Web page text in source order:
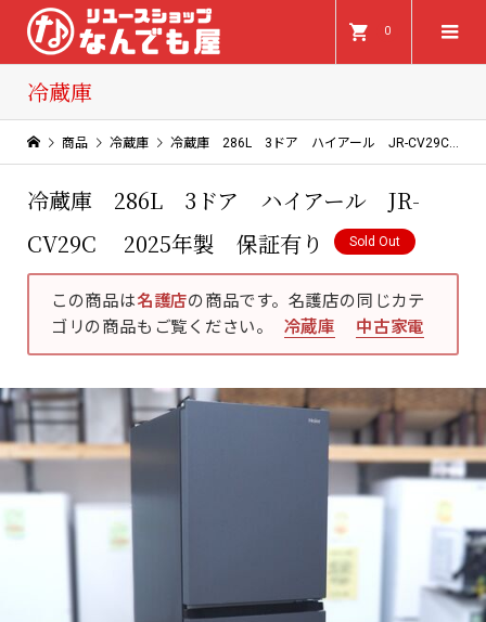
0
冷蔵庫
商品 冷蔵庫 冷蔵庫 286L 3ドア ハイアール JR-CV29C 2025年製 保証有り
冷蔵庫 286L 3ドア ハイアール JR-
CV29C 2025年製 保証有り
Sold Out
この商品は名護店の商品です。名護店の同じカテ
ゴリの商品もご覧ください。
冷蔵庫 中古家電